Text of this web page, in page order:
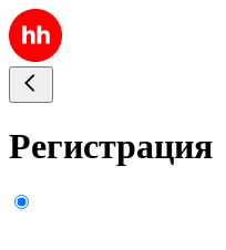
Регистрация